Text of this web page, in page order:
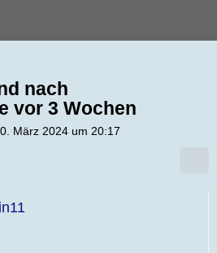
nach
vor 3 Wochen
März 2024 um 20:17